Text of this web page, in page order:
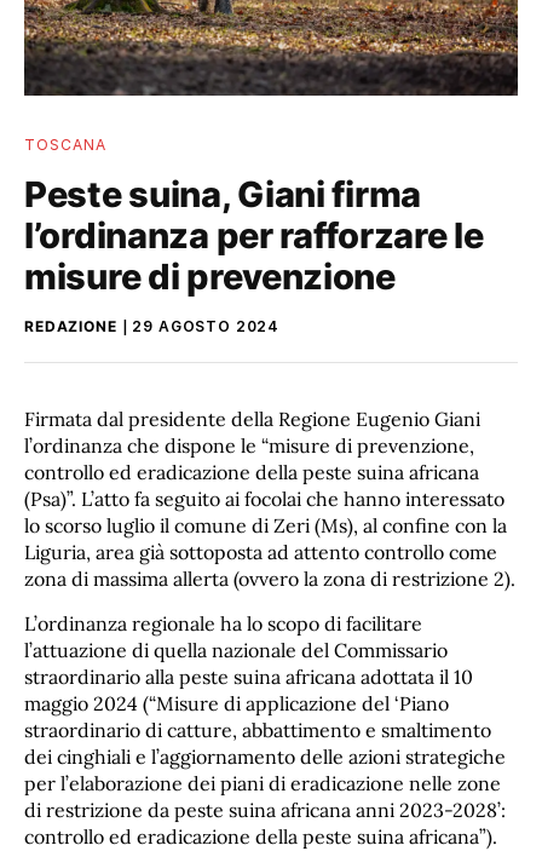
TOSCANA
Peste suina, Giani firma
l’ordinanza per rafforzare le
misure di prevenzione
REDAZIONE 29 AGOSTO 2024
Firmata dal presidente della Regione Eugenio Giani
l’ordinanza che dispone le “misure di prevenzione,
controllo ed eradicazione della peste suina africana
(Psa)”. L’atto fa seguito ai focolai che hanno interessato
lo scorso luglio il comune di Zeri (Ms), al confine con la
Liguria, area già sottoposta ad attento controllo come
zona di massima allerta (ovvero la zona di restrizione 2).
L’ordinanza regionale ha lo scopo di facilitare
l’attuazione di quella nazionale del Commissario
straordinario alla peste suina africana adottata il 10
maggio 2024 (“Misure di applicazione del ‘Piano
straordinario di catture, abbattimento e smaltimento
dei cinghiali e l’aggiornamento delle azioni strategiche
per l’elaborazione dei piani di eradicazione nelle zone
di restrizione da peste suina africana anni 2023-2028’:
controllo ed eradicazione della peste suina africana”).